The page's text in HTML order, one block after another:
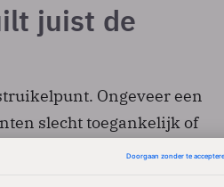
juist de
Ongeveer een
slecht toegankelijk of
dat juist in die afgesloten
risico’s lopen uiteen van